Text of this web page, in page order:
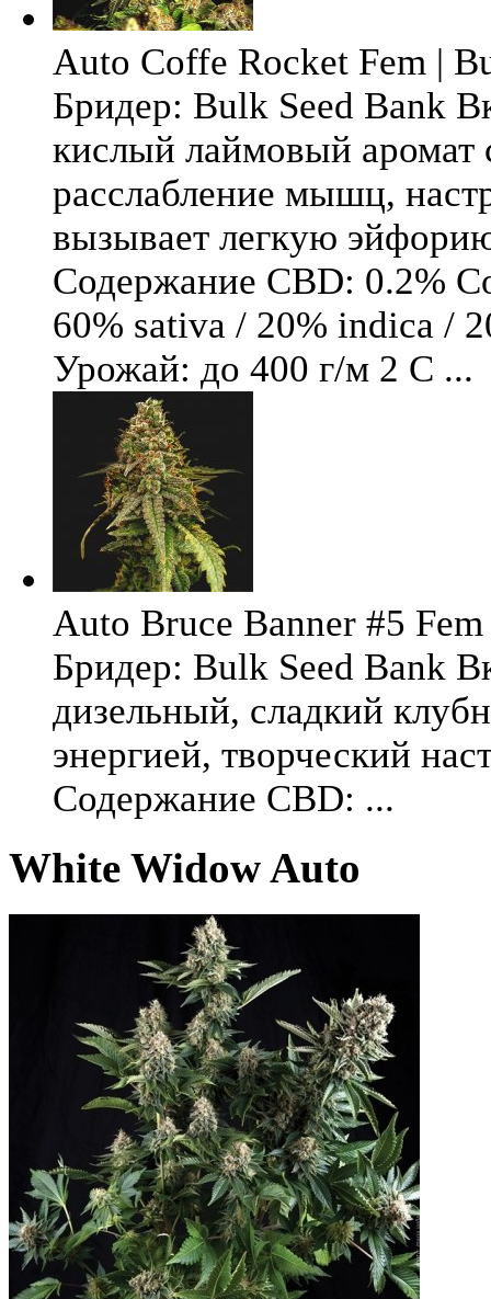
Auto Coffe Rocket Fem |
Бридер: Bulk Seed Bank
кислый лаймовый аромат
расслабление мышц,
вызывает легкую
Содержание CBD: 0.2%
60% sativa / 20% indica /
Урожай: до 400 г/м 2 С ...
Auto Bruce Banner #5
Бридер: Bulk Seed Bank
дизельный, сладкий
энергией, творческий
Содержание CBD: ...
White Widow Auto